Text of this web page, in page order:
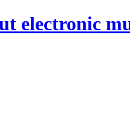
electronic